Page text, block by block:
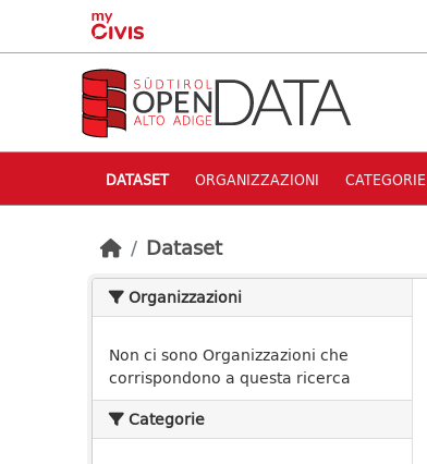
Skip to main content
DATASET ORGANIZZAZIONI CATEGORIE
Dataset
Organizzazioni
Non ci sono Organizzazioni che
corrispondono a questa ricerca
Categorie